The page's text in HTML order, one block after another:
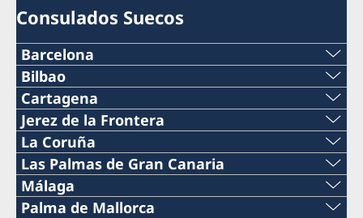
Consulados Suecos
Barcelona
Teléfono
+34 934 883 505
Teléfono
+34 934 882 501
Bilbao
Teléfono
+34 944 987 191
Correo electrónico
bilbao@consuladosuecia.com
Cartagena
Teléfono
0034 968 527 629
Correo electrónico
Jerez de la Frontera
Teléfono
+34 956 357 000
Teléfono
La Coruña
Teléfono
+34 698 137 193
Las Palmas de Gran Canaria
Teléfono
Málaga
Teléfono
Palma de Mallorca